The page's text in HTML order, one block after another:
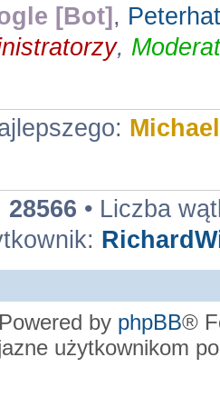
[Bot] , Peterhat
,
28566 • Liczba
Powered by phpBB®
użytkownikom